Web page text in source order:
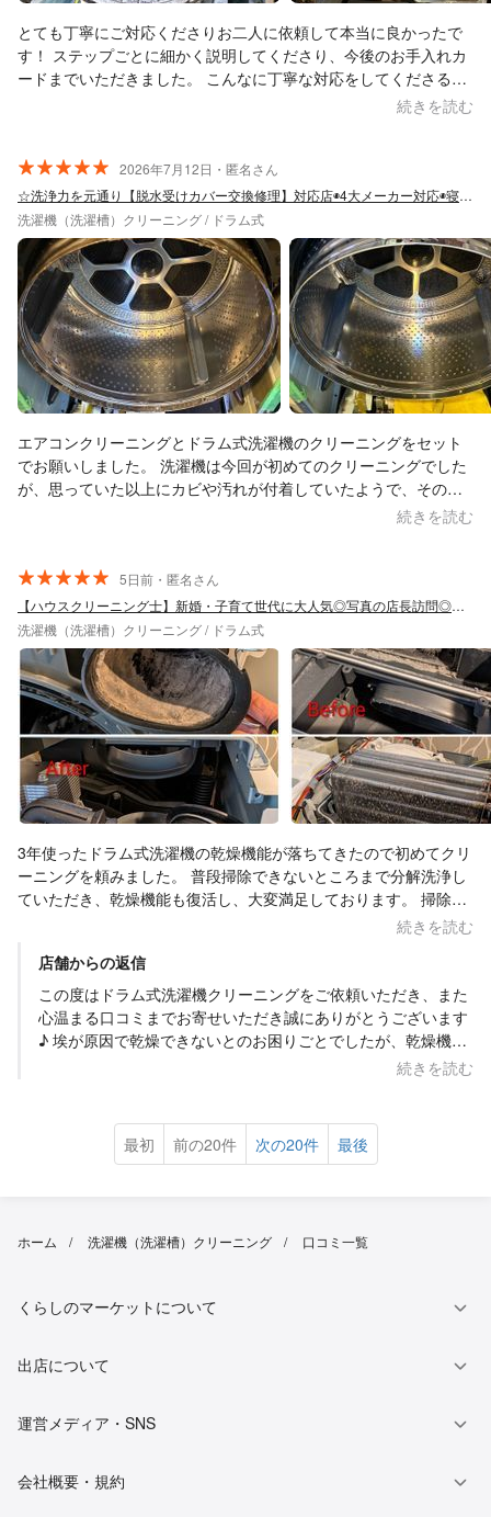
とても丁寧にご対応くださりお二人に依頼して本当に良かったで
す！ ステップごとに細かく説明してくださり、今後のお手入れカ
ードまでいただきました。 こんなに丁寧な対応をしてくださると
ころが他にあるのだろうかと思っております。 気持ちの良い対応
さり、とても参考になりました。 今回を機にPanasonicに依頼し
て経年劣化したパーツを取り替えて、もう少し長生きしてくれる
かも、と希望が見出せました。 中を開けないとわからないことだ
ったのでとても助かりました。綺麗に掃除するだけでなく、中身
の構造にお詳しいこと、具体的なアドバイスなどいただけたとこ
ろが想像以上の価値だったと感じました。 お願いして本当に良か
ったです！本当にありがとうございました！
続きを読む
2026年7月12日・匿名さん
☆洗浄力を元通り【脱水受けカバー交換修理】対応店◉4大メーカー対応◉寝屋川発
洗濯機（洗濯槽）クリーニング / ドラム式
エアコンクリーニングとドラム式洗濯機のクリーニングをセット
でお願いしました。 洗濯機は今回が初めてのクリーニングでした
が、思っていた以上にカビや汚れが付着していたようで、その原
因として乾燥機能をあまり使っていなかったことなども、丁寧に
今まで掃除してもらえなかったホースの内部まできれいにしてい
ただき、内容についても丁寧に説明してくださいました。 お一人
での作業にもかかわらず、とても手際が良く、予定していた時間
より早く終わったのも嬉しかったです。 クリーニング後はエアコ
ンの効きがとても良くなり、洗濯物の嫌な臭いもなくなって、大
変満足しています！ またぜひお願いしたいと思います！ありがと
うございました︎！
続きを読む
5日前・匿名さん
【ハウスクリーニング士】新婚・子育て世代に大人気◎写真の店長訪問◎非喫煙◎清潔感
洗濯機（洗濯槽）クリーニング / ドラム式
3年使ったドラム式洗濯機の乾燥機能が落ちてきたので初めてクリ
ーニングを頼みました。 普段掃除できないところまで分解洗浄し
ていただき、乾燥機能も復活し、大変満足しております。 掃除時
間は4時間ほど。使用したお風呂場も使う前より綺麗にしてくださ
てくださっていました。細かいところまでお気遣いいただきあり
がとうございました。 気さくで話しやすい方でこちらも安心して
お任せすることができ、堀さんに頼んで良かったです。 またクー
ラーのクリーニングなどでもこちらで頼みたいと思います！
続きを読む
店舗からの返信
この度はドラム式洗濯機クリーニングをご依頼いただき、また
心温まる口コミまでお寄せいただき誠にありがとうございます
♪ 埃が原因で乾燥できないとのお困りごとでしたが、乾燥機能
がしっかり復活し、ご満足いただけたとのことで大変嬉しく思
毛や衣服の繊維等でヒートポンプも詰まっておりましたが、キ
レイに除去できました！ また、お風呂場や風呂桶は簡易清掃レ
ありがたいです♪ お話ししやすく、安心してお任せいただけた
グの際もお任せください。今後もご期待にお応えできるよう、
続きを読む
最初 前の20件 次の20件 最後
ホーム 洗濯機（洗濯槽）クリーニング 口コミ一覧
くらしのマーケットについて
出店について
運営メディア・SNS
会社概要・規約